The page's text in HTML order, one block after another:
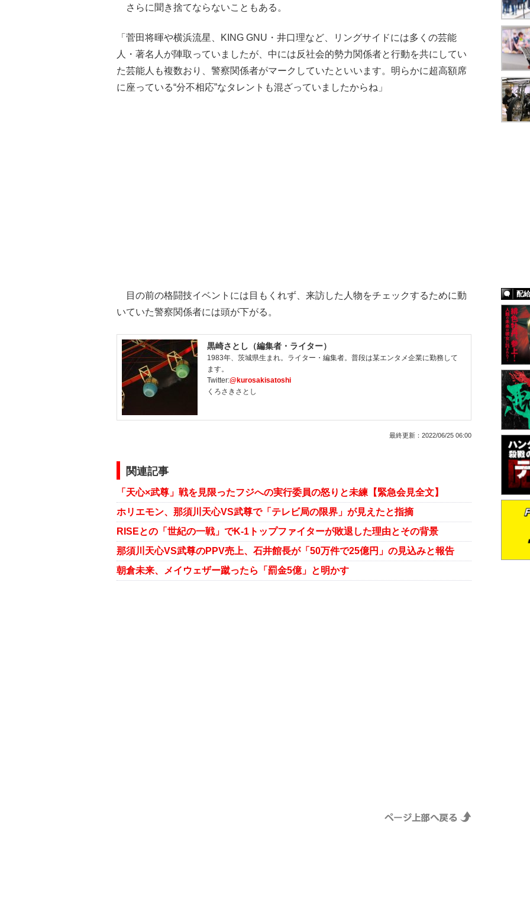
さらに聞き捨てならないこともある。
「菅田将暉や横浜流星、KING GNU・井口理など、リングサイドには多くの芸能
人・著名人が陣取っていましたが、中には反社会的勢力関係者と行動を共にしてい
た芸能人も複数おり、警察関係者がマークしていたといいます。明らかに超高額席
に座っている“分不相応”なタレントも混ざっていましたからね」
目の前の格闘技イベントには目もくれず、来訪した人物をチェックするために動
いていた警察関係者には頭が下がる。
黒崎さとし（編集者・ライター）
1983年、茨城県生まれ。ライター・編集者。普段は某エンタメ企業に勤務して
ます。
Twitter:@kurosakisatoshi
くろさきさとし
最終更新： 2022/06/25 06:00
関連記事
「天心×武尊」戦を見限ったフジへの実行委員の怒りと未練【緊急会見全文】
ホリエモン、那須川天心VS武尊で「テレビ局の限界」が見えたと指摘
RISEとの「世紀の一戦」でK-1トップファイターが敗退した理由とその背景
那須川天心VS武尊のPPV売上、石井館長が「50万件で25億円」の見込みと報告
朝倉未来、メイウェザー蹴ったら「罰金5億」と明かす
配